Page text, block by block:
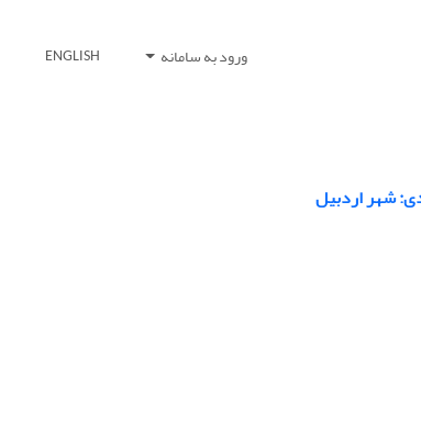
ورود به سامانه ENGLISH
شهر اردبیل